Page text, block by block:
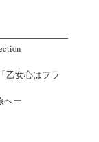
乙女心はフラ
へー